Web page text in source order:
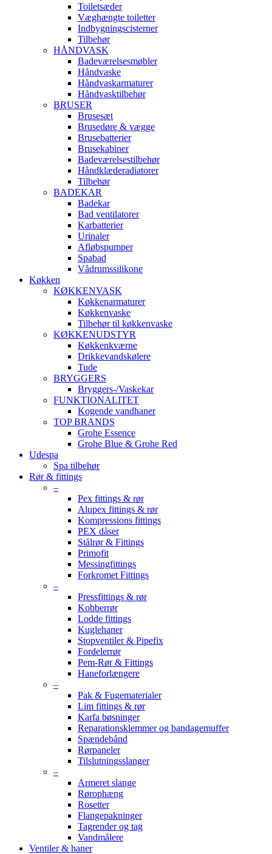
Toiletsæder
Væghængte toiletter
Indbygningscisterner
Tilbehør
HÅNDVASK
Badeværelsesmøbler
Håndvaske
Håndvaskarmaturer
Håndvasktilbehør
BRUSER
Brusesæt
Brusedøre & vægge
Brusebatterier
Brusekabiner
Badeværelsestilbehør
Håndklæderadiatorer
Tilbehør
BADEKAR
Badekar
Bad ventilatorer
Karbatterier
Urinaler
Afløbspumper
Spabad
Vådrumssilikone
Køkken
KØKKENVASK
Køkkenarmaturer
Køkkenvaske
Tilbehør til køkkenvaske
KØKKENUDSTYR
Køkkenkværne
Drikkevandskølere
Tude
BRYGGERS
Bryggers-/Vaskekar
FUNKTIONALITET
Kogende vandhaner
TOP BRANDS
Grohe Essence
Grohe Blue & Grohe Red
Udespa
Spa tilbehør
Rør & fittings
–
Pex fittings & rør
Alupex fittings & rør
Kompressions fittings
PEX dåser
Stålrør & Fittings
Primofit
Messingfittings
Forkromet Fittings
–
Pressfittings & rør
Kobberrør
Lodde fittings
Kuglehaner
Stopventiler & Pipefix
Fordelerrør
Pem-Rør & Fittings
Haneforlængere
–
Pak & Fugematerialer
Lim fittings & rør
Karfa bøsninger
Reparationsklemmer og bandagemuffer
Spændebånd
Rørpaneler
Tilslutningsslanger
–
Armeret slange
Rørophæng
Rosetter
Flangepakninger
Tagrender og tag
Vandmålere
Ventiler & haner